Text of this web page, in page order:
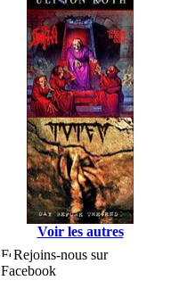
Voir les autres
Rejoins-nous sur
Facebook